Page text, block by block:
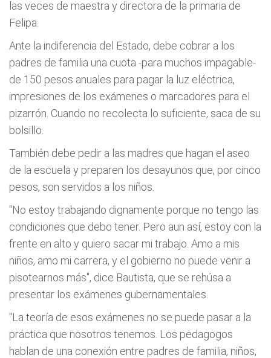
las veces de maestra y directora de la primaria de
Felipa.
Ante la indiferencia del Estado, debe cobrar a los
padres de familia una cuota -para muchos impagable-
de 150 pesos anuales para pagar la luz eléctrica,
impresiones de los exámenes o marcadores para el
pizarrón. Cuando no recolecta lo suficiente, saca de su
bolsillo.
También debe pedir a las madres que hagan el aseo
de la escuela y preparen los desayunos que, por cinco
pesos, son servidos a los niños.
"No estoy trabajando dignamente porque no tengo las
condiciones que debo tener. Pero aun así, estoy con la
frente en alto y quiero sacar mi trabajo. Amo a mis
niños, amo mi carrera, y el gobierno no puede venir a
pisotearnos más", dice Bautista, que se rehúsa a
presentar los exámenes gubernamentales.
"La teoría de esos exámenes no se puede pasar a la
práctica que nosotros tenemos. Los pedagogos
hablan de una conexión entre padres de familia, niños,